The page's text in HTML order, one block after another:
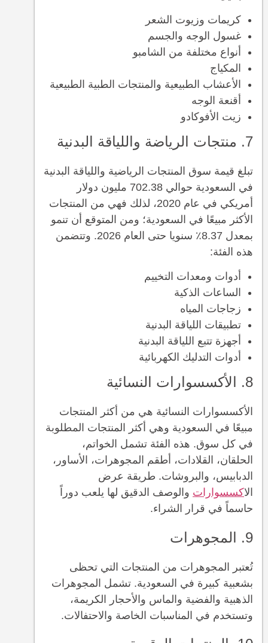
كريمات وزيوت الشعر
غسول الوجه والجسم
أنواع مختلفة من الشامبو
المكياج
الأعشاب الطبيعية والمنتجات الطبية الطبيعية
أقنعة الوجه
زيت الأفوكادو
7. منتجات الرياضة واللياقة البدنية
تبلغ قيمة سوق المنتجات الرياضية واللياقة البدنية
في السعودية حوالي 702.38 مليون دولار
أمريكي في عام 2020، لذلك فهي من المنتجات
الأكثر مبيعًا في السعودية؛ ومن المتوقع أن تنمو
بمعدل 8.37٪ سنويا حتى العام 2026. وتتضمن
هذه الفئة:
أدوات ومعدات التخييم
الساعات الذكية
زجاجات المياه
تطبيقات اللياقة البدنية
أجهزة تتبع اللياقة البدنية
أدوات التدليك الكهربائية
8. الأكسسوارات النسائية
الأكسسوارات النسائية هي من أكثر المنتجات
مبيعًا في السعودية وهي أكثر المنتجات المطلوبة
في كل سوق. هذه الفئة تشمل الخواتم،
الحلقان، القلادات، أطقم المجوهرات، الأساور،
الدبابيس، والبروشات. طريقة عرض
الاكسسوارات والوصف الدقيق لها يلعب دوراً
حاسماً في قرار الشراء.
9. المجوهرات
تُعتبر المجوهرات من المنتجات التي تحظى
بشعبية كبيرة في السعودية. تشمل المجوهرات
الذهبية والفضية والماس والأحجار الكريمة،
وتستخدم في المناسبات الخاصة والاحتفالات.